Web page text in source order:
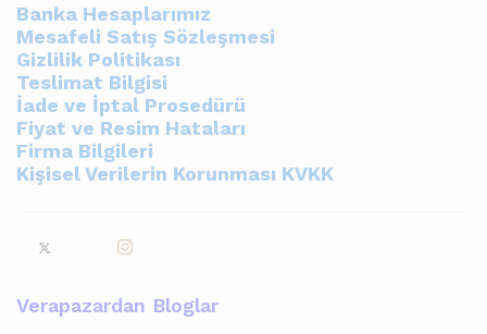
Banka Hesaplarımız
Mesafeli Satış Sözleşmesi
Gizlilik Politikası
Teslimat Bilgisi
İade ve İptal Prosedürü
Fiyat ve Resim Hataları
Firma Bilgileri
Kişisel Verilerin Korunması KVKK
Verapazardan Bloglar